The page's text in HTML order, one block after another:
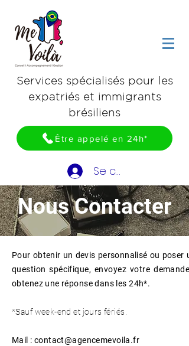
​Services spécialisés pour les
expatriés et immigrants
brésiliens
Se connecter
Être appelé en 24h*
Nous Contacter
Pour obtenir un devis personnalisé ou poser
question spécifique, envoyez votre demande
obtenez une réponse dans les 24h*.
*Sauf week-end et jours fériés.
Mail : contact@agencemevoila.fr